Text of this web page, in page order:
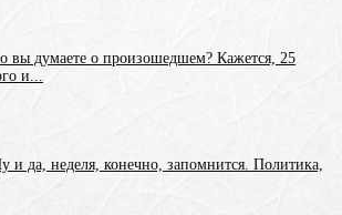
вы думаете о произошедшем? Кажется, 25
и...
и да, неделя, конечно, запомнится. Политика,